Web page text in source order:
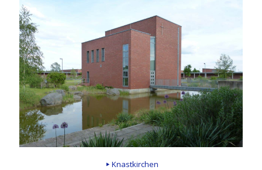
Knastkirchen